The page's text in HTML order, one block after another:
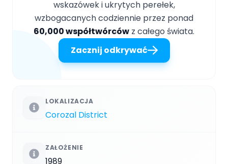
wskazówek i ukrytych perełek,
wzbogacanych codziennie przez ponad
60,000 współtwórców z całego świata.
Zacznij odkrywać
LOKALIZACJA
Corozal District
ZAŁOŻENIE
1989